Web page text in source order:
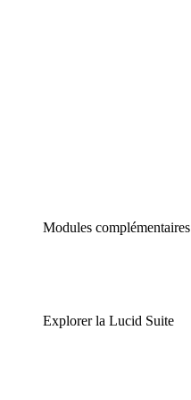
Modules complémentaires
Explorer la Lucid Suite